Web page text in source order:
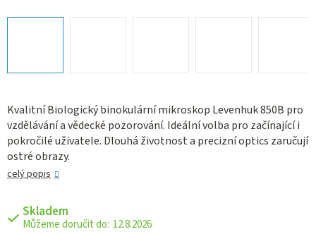
Kvalitní Biologický binokulární mikroskop Levenhuk 850B pro
vzdělávání a vědecké pozorování. Ideální volba pro začínající i
pokročilé uživatele. Dlouhá životnost a precizní optics zaručují
ostré obrazy.
celý popis
Skladem
12.8.2026